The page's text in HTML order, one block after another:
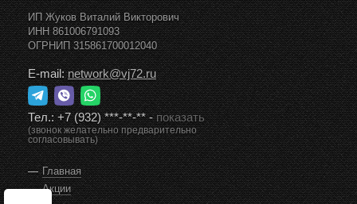
ИП Жуков Виталий Викторович
ИНН 861006791093
ОГРНИП 315861700012040
E-mail:network@vj72.ru
Тел.:+7 (932) ***-**-**-показать
(звонок желательно предварительно
согласовывать)
Главная
Акции